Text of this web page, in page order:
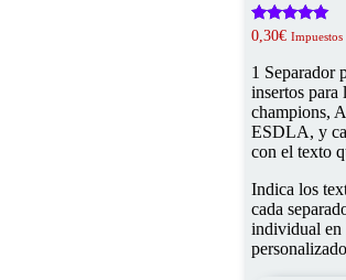
Valorado
con
de 5
0,30€
1 Separador
insertos para
champions,
ESDLA, y
con el texto
Indica los
cada
individual en